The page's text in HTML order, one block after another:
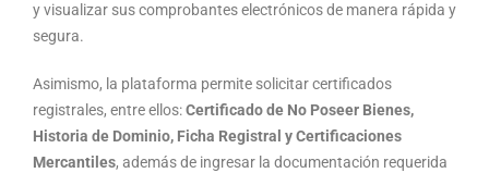
y visualizar sus comprobantes electrónicos de manera rápida y
segura.
Asimismo, la plataforma permite solicitar certificados
registrales, entre ellos:Certificado de No Poseer Bienes,
Historia de Dominio, Ficha Registral y Certificaciones
Mercantiles, además de ingresar la documentación requerida